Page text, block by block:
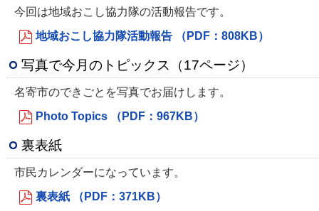
今回は地域おこし協力隊の活動報告です。
地域おこし協力隊活動報告 （PDF：808KB）
写真で今月のトピックス（17ページ）
名寄市のできごとを写真でお届けします。
Photo Topics （PDF：967KB）
裏表紙
市民カレンダーになっています。
裏表紙 （PDF：371KB）